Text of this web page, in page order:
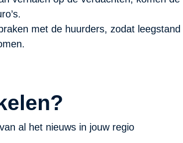
met de huurders, zodat
al het nieuws in jouw regio